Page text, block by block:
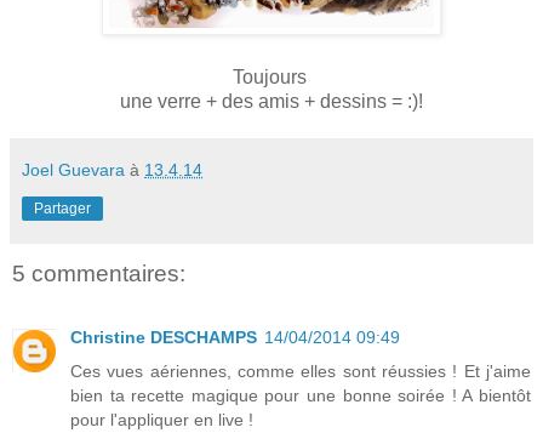
Toujours
une verre + des amis + dessins = :)!
Joel Guevara à 13.4.14
Partager
5 commentaires:
Christine DESCHAMPS 14/04/2014 09:49
Ces vues aériennes, comme elles sont réussies ! Et j'aime
bien ta recette magique pour une bonne soirée ! A bientôt
pour l'appliquer en live !